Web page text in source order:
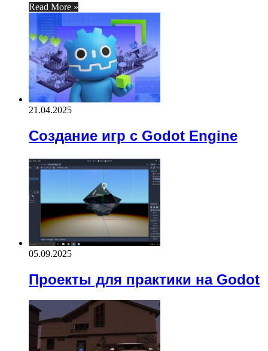
Read More »
21.04.2025
Создание игр с Godot Engine
05.09.2025
Проекты для практики на Godot